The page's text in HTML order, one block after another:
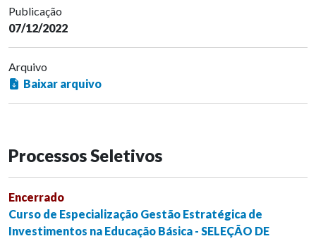
Publicação
07/12/2022
Arquivo
Baixar arquivo
Processos Seletivos
Encerrado
Curso de Especialização Gestão Estratégica de
Investimentos na Educação Básica - SELEÇÃO DE